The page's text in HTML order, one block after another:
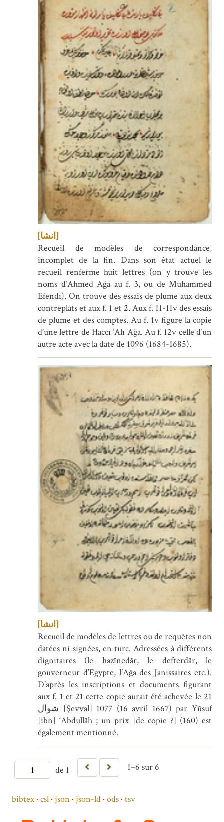
[انشا]
Recueil de modèles de correspondance,
incomplet de la fin. Dans son état actuel le
recueil renferme huit lettres (on y trouve les
noms d’Ahmed Ağa au f. 3, ou de Muhammed
Efendī). On trouve des essais de plume aux deux
contreplats et aux f. 1 et 2. Aux f. 11-11v des essais
de plume et des comptes. Au f. 1v figure la copie
d’une lettre de Hāccī ‘Alī Ağa. Au f. 12v celle d’un
autre acte avec la date de 1096 (1684-1685).
[انشا]
Recueil de modèles de lettres ou de requêtes non
datées ni signées, en turc. Adressées à différents
dignitaires (le hazīnedār, le defterdār, le
gouverneur d’Egypte, l’Ağa des Janissaires etc.).
D’après les inscriptions et documents figurant
aux f. 1 et 21 cette copie aurait été achevée le 21
شوال [Şevval] 1077 (16 avril 1667) par Yūsuf
[ibn] ‘Abdullāh ; un prix [de copie ?] (160) est
également mentionné.
de 1 1–6 sur 6
bibtex csl json json-ld ods tsv